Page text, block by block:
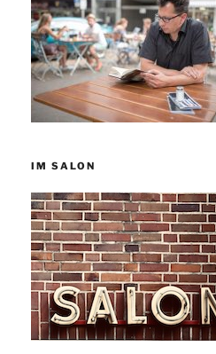
IM SALON